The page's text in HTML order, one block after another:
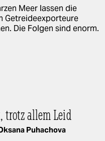
Meer lassen die
Getreideexporteure
Die Folgen sind enorm.
trotz allem Leid
Puhachova